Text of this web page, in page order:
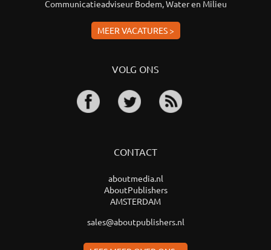
Communicatieadviseur Bodem, Water en Milieu
MEER VACATURES >
VOLG ONS
CONTACT
aboutmedia.nl
AboutPublishers
AMSTERDAM
sales@aboutpublishers.nl